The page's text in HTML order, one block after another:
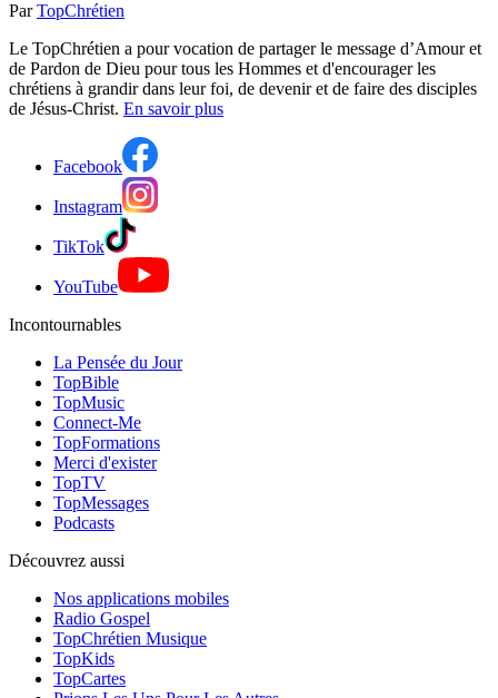
Par TopChrétien
Le TopChrétien a pour vocation de partager le message d’Amour et
de Pardon de Dieu pour tous les Hommes et d'encourager les
chrétiens à grandir dans leur foi, de devenir et de faire des disciples
de Jésus-Christ. En savoir plus
Facebook
Instagram
TikTok
YouTube
Incontournables
La Pensée du Jour
TopBible
TopMusic
Connect-Me
TopFormations
Merci d'exister
TopTV
TopMessages
Podcasts
Découvrez aussi
Nos applications mobiles
Radio Gospel
TopChrétien Musique
TopKids
TopCartes